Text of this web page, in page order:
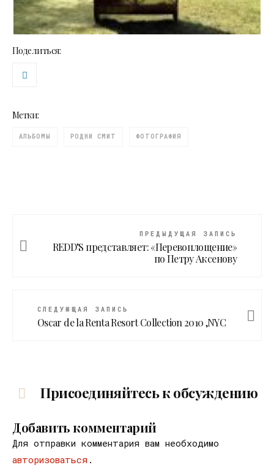
Поделиться:
Метки:
АЛЬБОМЫ РОДНИ СМИТ ФОТОГРАФИЯ
ПРЕДЫДУЩАЯ ЗАПИСЬ
REDD’S представляет: «Перевоплощение»
по Петру Аксенову
СЛЕДУЮЩАЯ ЗАПИСЬ
Oscar de la Renta Resort Collection 2010 ,NYC
Присоединяйтесь к обсуждению
Добавить комментарий
Для отправки комментария вам необходимо
авторизоваться .